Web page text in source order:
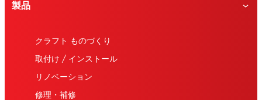
製品
クラフト ものづくり
取付け / インストール
リノベーション
修理・補修